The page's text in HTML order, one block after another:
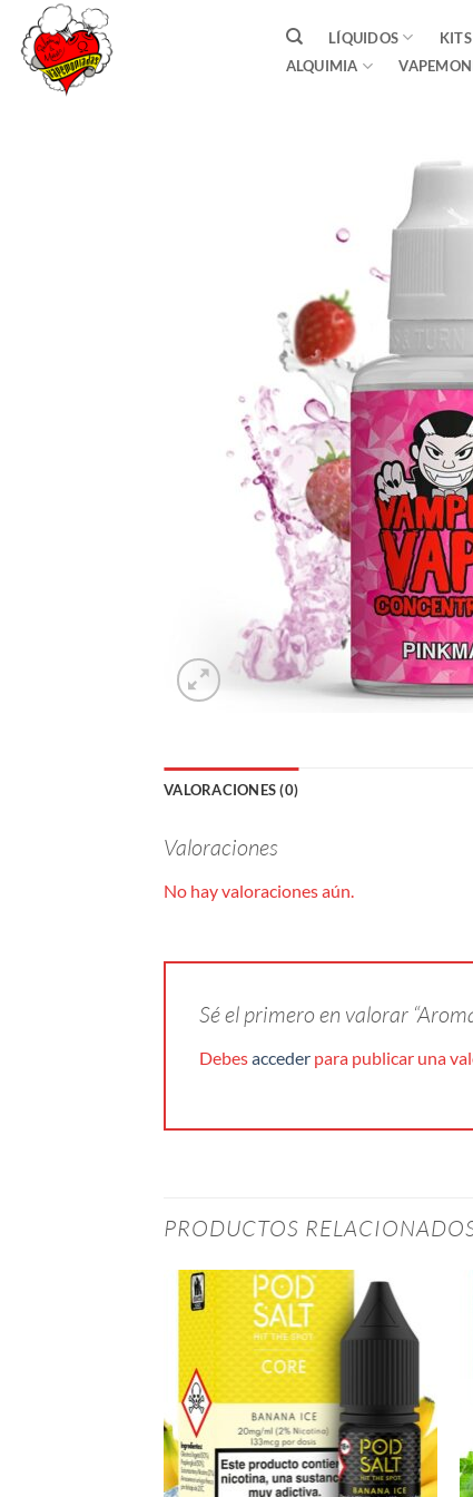
Saltar
contenido
LÍQUIDOS KITS
ALQUIMIA
VALORACIONES (0)
Valoraciones
No hay valoraciones aún.
Sé el primero en valorar
Debesacceder para publicar una
PRODUCTOS